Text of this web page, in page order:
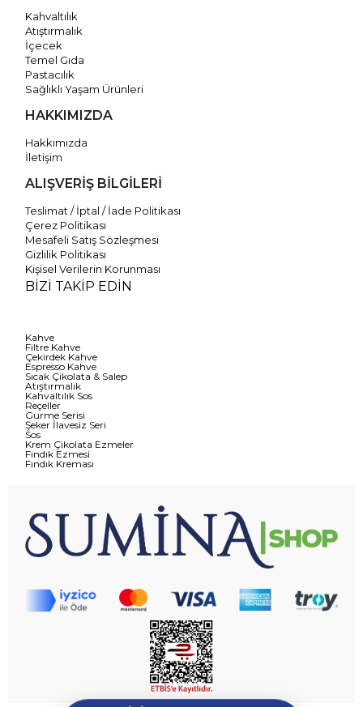
Kahvaltılık
Atıştırmalık
İçecek
Temel Gıda
Pastacılık
Sağlıklı Yaşam Ürünleri
HAKKIMIZDA
Hakkımızda
İletişim
ALIŞVERİŞ BİLGİLERİ
Teslimat / İptal / İade Politikası
Çerez Politikası
Mesafeli Satış Sözleşmesi
Gizlilik Politikası
Kişisel Verilerin Korunması
BİZİ TAKİP EDİN
Kahve
Filtre Kahve
Çekirdek Kahve
Espresso Kahve
Sıcak Çikolata & Salep
Atıştırmalık
Kahvaltılık Sos
Reçeller
Gurme Serisi
Şeker İlavesiz Seri
Sos
Krem Çikolata Ezmeler
Fındık Ezmesi
Fındık Kreması